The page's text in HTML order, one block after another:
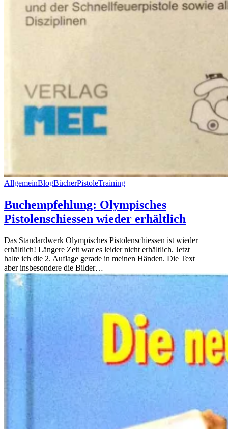
AllgemeinBlogBücherPistoleTraining
Buchempfehlung: Olympisches
Pistolenschiessen wieder erhältlich
Das Standardwerk Olympisches Pistolenschiessen ist wieder
erhältlich! Längere Zeit war es leider nicht erhältlich. Jetzt
halte ich die 2. Auflage gerade in meinen Händen. Die Text
aber insbesondere die Bilder…